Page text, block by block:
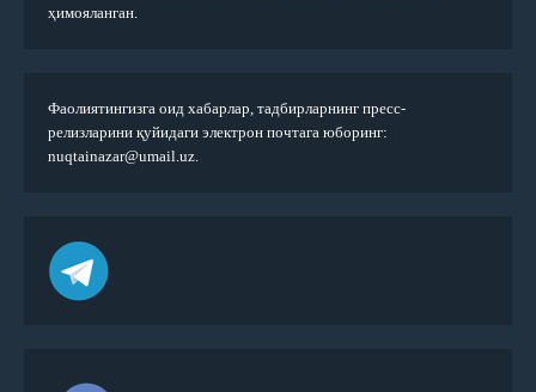
ҳимояланган.
Фаолиятингизга оид хабарлар, тадбирларнинг пресс-
релизларини қуйидаги электрон почтага юборинг:
nuqtainazar@umail.uz.